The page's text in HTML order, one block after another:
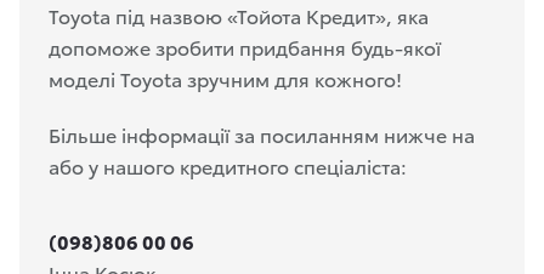
Toyota під назвою «Тойота Кредит», яка
допоможе зробити придбання будь-якої
моделі Toyota зручним для кожного!
Більше інформації за посиланням нижче на
або у нашого кредитного спеціаліста:
(098)806 00 06